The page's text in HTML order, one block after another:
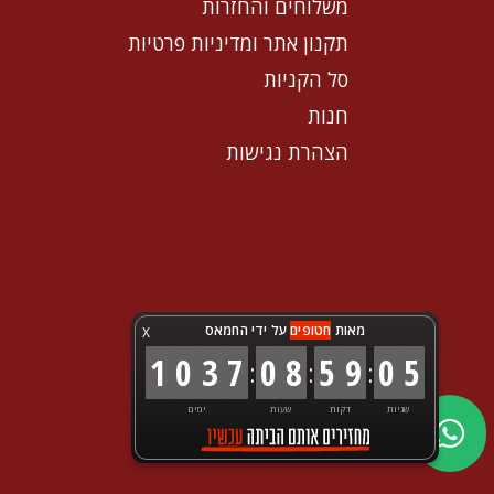
משלוחים והחזרות
תקנון אתר ומדיניות פרטיות
סל הקניות
חנות
הצהרת נגישות
X מאות חטופיםעל ידי החמאס
1 0 3 7
ימים
: 0 8
שעות
: 5 9
דקות
: 0 5
שניות